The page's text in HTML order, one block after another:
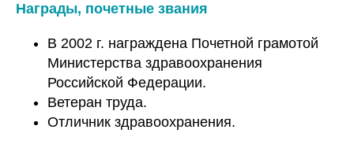
Награды, почетные звания
В 2002 г. награждена Почетной грамотой
Министерства здравоохранения
Российской Федерации.
Ветеран труда.
Отличник здравоохранения.